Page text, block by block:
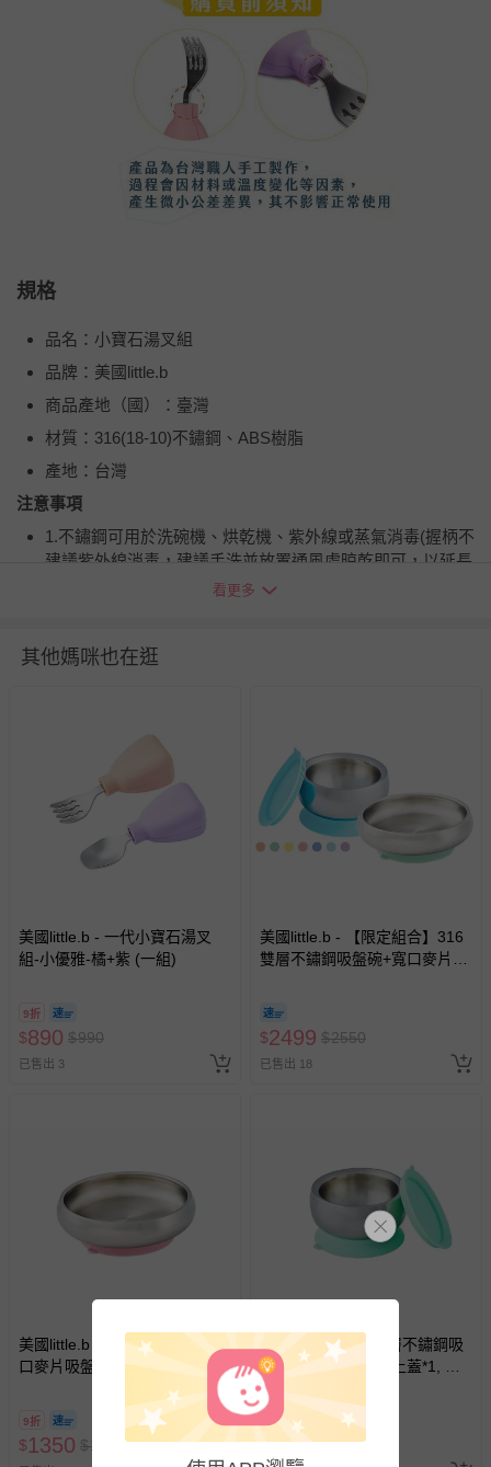
規格
品名：小寶石湯叉組
品牌：美國little.b
商品產地（國）：臺灣
材質：316(18-10)不鏽鋼、ABS樹脂
產地：台灣
注意事項
1.不鏽鋼可用於洗碗機、烘乾機、紫外線或蒸氣消毒(握柄不
建議紫外線消毒，建議手洗並放置通風處晾乾即可，以延長
退換貨須知
如需退換貨，請於收到商品7天（含例假日內提出），如為
瑕疵退換貨所產生的運費，將由媽咪愛負責處理，若非瑕疵
退貨，您可至『查詢訂單』>『已出貨』中查詢該筆訂單，
並點選『我要退貨』即可進行申請。若有相關退貨問題，請
針對滿件折/滿額贈…等活動，如因部份退貨，而該訂單保
回。
部分商品依據消費者保護法的規定，不適用七天鑑賞期/猶
客製化商品（例如客製生日書、姓名貼等）。
報紙、期刊或雜誌（惟書籍如經拆封、使用，則酌收整
經消費者拆封之影音商品或電腦軟體（例如 DVD、CD
上服務，經消費者事先同意始提供（例如線上課程、遊
戲或活動點數等）。
已拆封之以下類型商品：
-個人衛生用品（例如尿布、貼身衣物、泳裝、襪子、地
墊、寢具類等）。
看更多
其他媽咪也在逛
美國little.b - 一代小寶石湯叉
組-小優雅-橘+紫 (一組)
9折
$890 $990
已售出 3
美國little.b - 【限定組合】316
雙層不鏽鋼吸盤碗+寬口麥片吸
$2499 $2550
已售出 18
美國little.b - 316雙層不鏽鋼寬
口麥片吸盤碗-甜美粉-(碗*1, 吸
9折
$1350 $1500
美國little.b - 316雙層不鏽鋼吸
盤碗-小芽綠-(碗*1, 上蓋*1, 吸
盤*1)
8折
$1200 $1500